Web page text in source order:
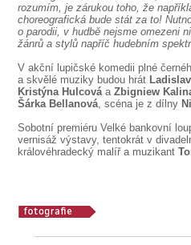
rozumím, je zárukou toho, že
choreografická bude stát za to!
o parodii, v hudbě nejsme omezeni
žánrů a stylů napříč hudebním
V akční lupičské komedii plné
a skvělé muziky budou hrát
Kristýna HulcováaZbigniew
Šárka Bellanová, scéna je z dílny
Sobotní premiéru Velké bankovní
vernisáž výstavy, tentokrát v
královéhradecký malíř a muzikant